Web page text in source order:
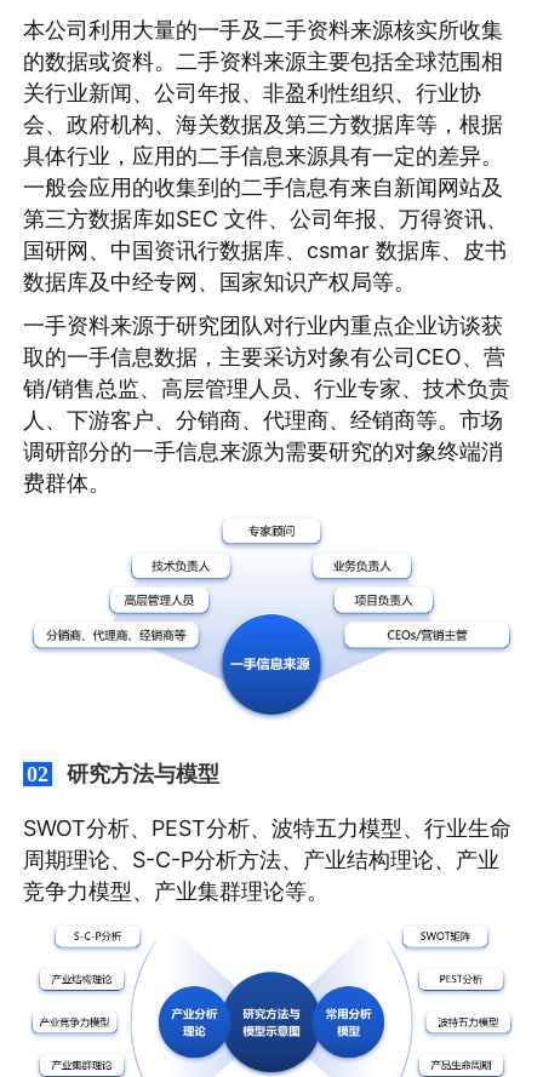
本公司利用大量的一手及二手资料来源核实所收集
的数据或资料。二手资料来源主要包括全球范围相
关行业新闻、公司年报、非盈利性组织、行业协
会、政府机构、海关数据及第三方数据库等，根据
具体行业，应用的二手信息来源具有一定的差异。
一般会应用的收集到的二手信息有来自新闻网站及
第三方数据库如SEC 文件、公司年报、万得资讯、
国研网、中国资讯行数据库、csmar 数据库、皮书
数据库及中经专网、国家知识产权局等。
一手资料来源于研究团队对行业内重点企业访谈获
取的一手信息数据，主要采访对象有公司CEO、营
销/销售总监、高层管理人员、行业专家、技术负责
人、下游客户、分销商、代理商、经销商等。市场
调研部分的一手信息来源为需要研究的对象终端消
费群体。
02 研究方法与模型
SWOT分析、PEST分析、波特五力模型、行业生命
周期理论、S-C-P分析方法、产业结构理论、产业
竞争力模型、产业集群理论等。